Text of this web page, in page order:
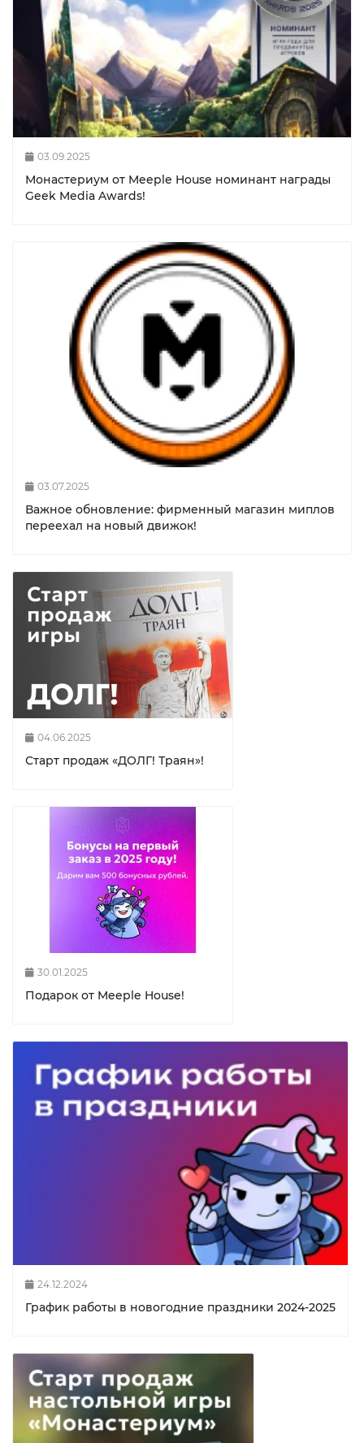
03.09.2025
Монастериум от Meeple House номинант награды
Geek Media Awards!
03.07.2025
Важное обновление: фирменный магазин миплов
переехал на новый движок!
04.06.2025
Старт продаж «ДОЛГ! Траян»!
30.01.2025
Подарок от Meeple House!
24.12.2024
График работы в новогодние праздники 2024-2025